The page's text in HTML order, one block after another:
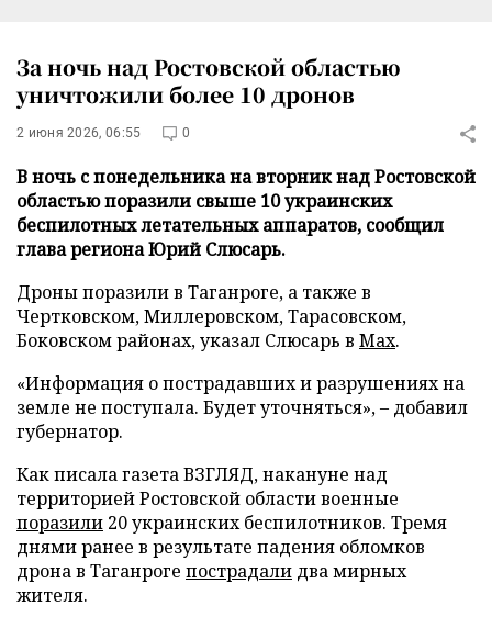
За ночь над Ростовской областью
уничтожили более 10 дронов
2 июня 2026, 06:55 0
В ночь с понедельника на вторник над Ростовской
областью поразили свыше 10 украинских
беспилотных летательных аппаратов, сообщил
глава региона Юрий Слюсарь.
Дроны поразили в Таганроге, а также в
Чертковском, Миллеровском, Тарасовском,
Боковском районах, указал Слюсарь в Max.
«Информация о пострадавших и разрушениях на
земле не поступала. Будет уточняться», – добавил
губернатор.
Как писала газета ВЗГЛЯД, накануне над
территорией Ростовской области военные
поразили 20 украинских беспилотников. Тремя
днями ранее в результате падения обломков
дрона в Таганроге пострадали два мирных
жителя.